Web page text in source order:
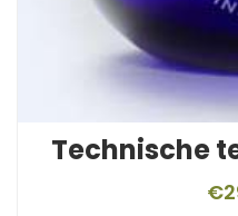
Technische
€